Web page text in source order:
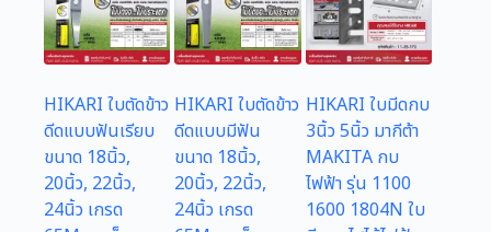
HIKARI ใบตัดข้าว
ดีดแบบฟันเรียบ
ขนาด 18นิ้ว,
20นิ้ว, 22นิ้ว,
24นิ้ว เกรด
HIKARI ใบตัดข้าว
ดีดแบบมีฟัน
ขนาด 18นิ้ว,
20นิ้ว, 22นิ้ว,
24นิ้ว เกรด
HIKARI ใบมีดกบ
3นิ้ว 5นิ้ว มากีต้า
MAKITA กบ
ไฟฟ้า รุ่น 1100
1600 1804N ใบ